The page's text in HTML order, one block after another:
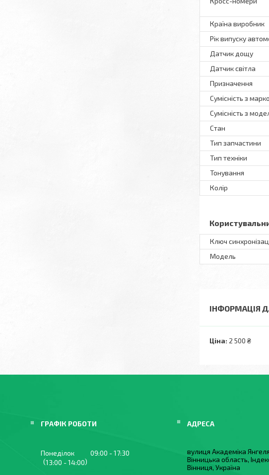
Країна виробник
Рік випуску
Датчик дощу
Датчик світла
Призначення
Сумісність з
Сумісність з
Стан
Тип запчастини
Тип техніки
Тонування
Колір
Ключ
Мoдель
ІНФОРМАЦІЯ
Ціна: 2 500 ₴
ГРАФІК РОБОТИ
Понеділок 09:00
17:30
13:00
14:00
вулиця Академіка
Вінницька область,
Вінниця, Україна